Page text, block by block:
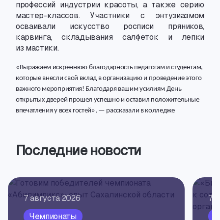
профессий индустрии красоты, а также серию
мастер-классов. Участники с энтузиазмом
осваивали искусство росписи пряников,
карвинга,
складывания салфеток и лепки
из мастики.
«Выражаем искреннюю благодарность педагогам и студентам,
которые внесли свой вклад в организацию и проведение этого
важного мероприятия! Благодаря вашим усилиям День
открытых дверей прошел успешно и оставил положительные
впечатления у всех гостей», — рассказали в колледже
Последние новости
7 августа 2026
Чемпионаты
7